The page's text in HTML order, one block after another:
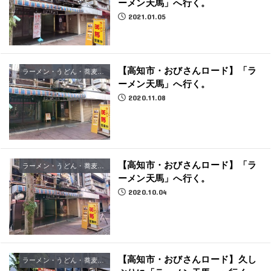
ーメン天馬」へ行く。
2021.01.05
【高知市・おびさんロード】「ラ
ーメン天馬」へ行く。
2020.11.08
【高知市・おびさんロード】「ラ
ーメン天馬」へ行く。
2020.10.04
ラーメン・うどん・蕎麦屋さん
【高知市・おびさんロード】久し